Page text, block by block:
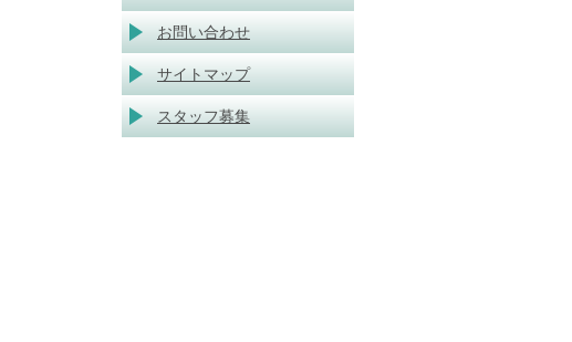
お問い合わせ
サイトマップ
スタッフ募集